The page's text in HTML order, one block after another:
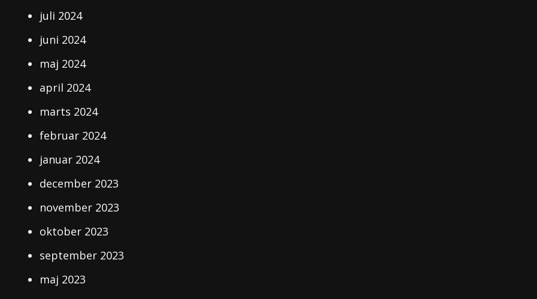
juli 2024
juni 2024
maj 2024
april 2024
marts 2024
februar 2024
januar 2024
december 2023
november 2023
oktober 2023
september 2023
maj 2023